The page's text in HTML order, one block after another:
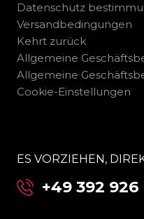
Datenschutz
Versandbedingungen
Kehrt zurück
Allgemeine
Allgemeine
Cookie-Einstellungen
ES VORZIEHEN,
+49 392 926